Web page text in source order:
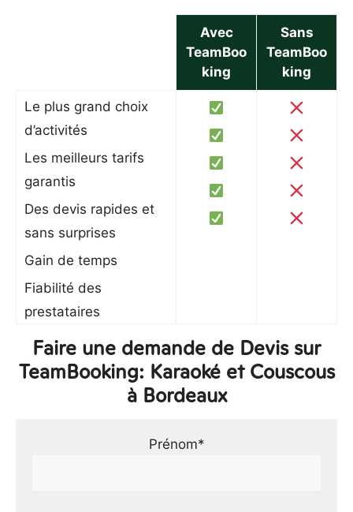
Avec
TeamBoo
king
Sans
TeamBoo
king
Le plus grand choix
d’activités
Les meilleurs tarifs
garantis
Des devis rapides et
sans surprises
Gain de temps
Fiabilité des
prestataires
Faire une demande de Devis sur
TeamBooking: Karaoké et Couscous
à Bordeaux
Prénom*